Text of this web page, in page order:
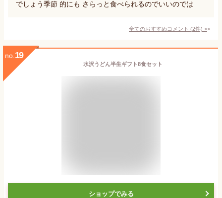
でしょう季節 的にも さらっと食べられるのでいいのでは
全てのおすすめコメント (2件) >
no. 19
水沢うどん半生ギフト8食セット
ショップでみる